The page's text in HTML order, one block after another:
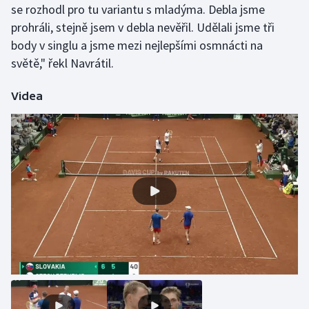
se rozhodl pro tu variantu s mladýma. Debla jsme
prohráli, stejně jsem v debla nevěřil. Udělali jsme tři
body v singlu a jsme mezi nejlepšími osmnácti na
světě," řekl Navrátil.
Videa